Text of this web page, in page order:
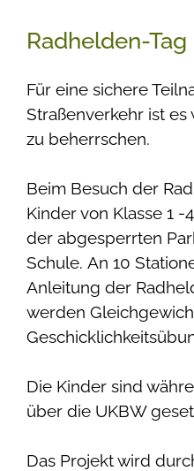
Radhelden-Tag
Für eine sichere
Straßenverkehr ist es
zu beherrschen.
Beim Besuch der
Kinder von Klasse 1
der abgesperrten
Schule. An 10
Anleitung der
werden
Die Kinder sind
über die UKBW
Das Projekt wird